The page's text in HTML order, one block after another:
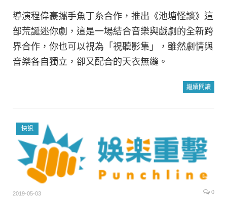
導演程偉豪攜手魚丁糸合作，推出《池塘怪談》這
部荒誕迷你劇，這是一場結合音樂與戲劇的全新跨
界合作，你也可以視為「視聽影集」，雖然劇情與
音樂各自獨立，卻又配合的天衣無縫。
繼續閱讀
快訊
2019-05-03 0